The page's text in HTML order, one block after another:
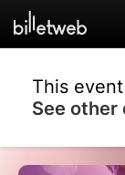
This
See other